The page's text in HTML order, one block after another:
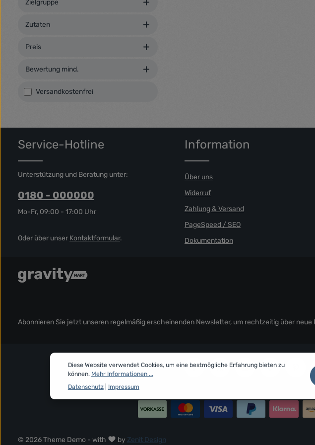
Zielgruppe
Zutaten
Preis
Bewertung mind.
Filter hinzufügen: Versandkostenfrei
Versandkostenfrei
Service-Hotline
Unterstützung und Beratung unter:
0180 - 000000
Mo-Fr, 09:00 - 17:00 Uhr
Oder über unser Kontaktformular.
Information
Über uns
Widerruf
Zahlung & Versand
PageSpeed / SEO
Dokumentation
Abonnieren Sie jetzt unseren regelmäßig erscheinenden Newsletter, um rechtzeitig über
© 2026 Theme Demo - with by Zenit Design
Diese Website verwendet Cookies, um eine bestmögliche Erfahrung bieten zu
können. Mehr Informationen ...
Datenschutz| Impressum